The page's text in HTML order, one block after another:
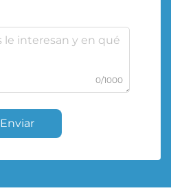
0/1000
Enviar